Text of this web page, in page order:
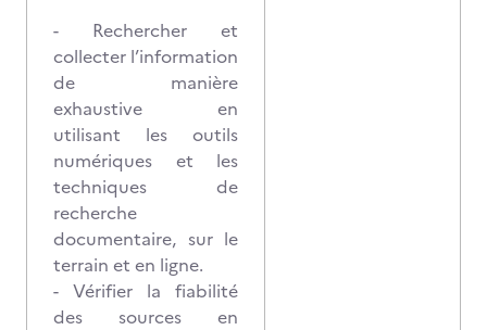
- Rechercher et
collecter l’information
de manière
exhaustive en
utilisant les outils
numériques et les
techniques de
recherche
documentaire, sur le
terrain et en ligne.
- Vérifier la fiabilité
des sources en